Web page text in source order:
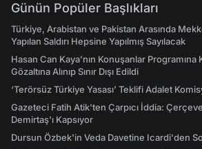
Günün Popüler Başlıkları
Türkiye, Arabistan ve Pakistan Arasında
Yapılan Saldırı Hepsine Yapılmış Sayılacak
Hasan Can Kaya’nın Konuşanlar Programına
Gözaltına Alınıp Sınır Dışı Edildi
‘Terörsüz Türkiye Yasası’ Teklifi Adalet
Gazeteci Fatih Atik'ten Çarpıcı İddia:
Demirtaş'ı Kapsıyor
Dursun Özbek'in Veda Davetine Icardi'den